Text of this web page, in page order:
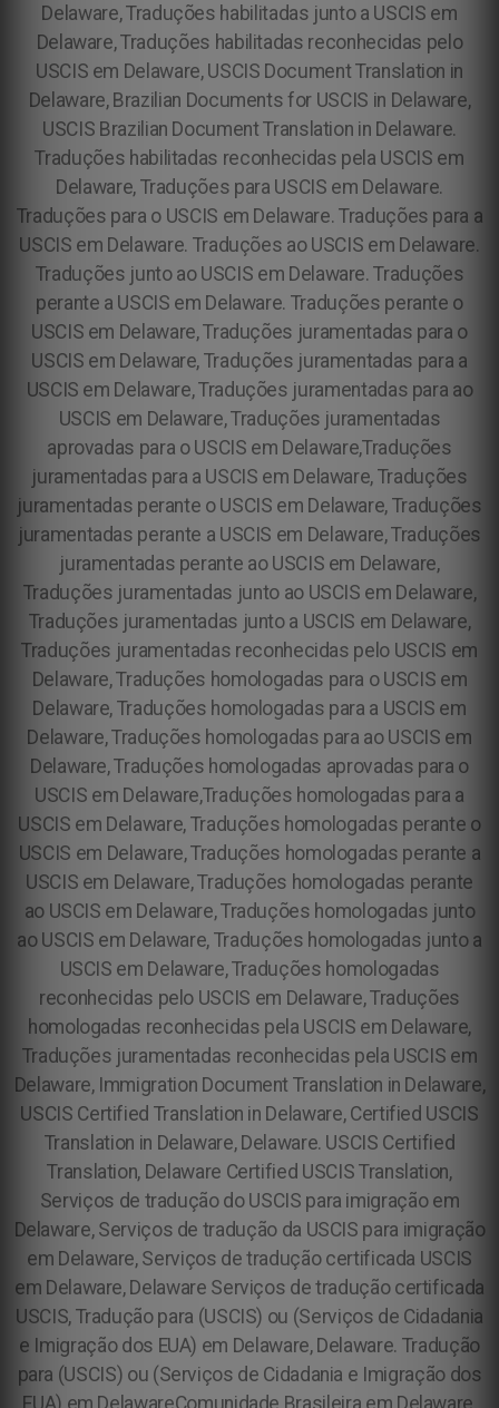
Delaware, Traduções habilitadas junto a USCIS em
Delaware, Traduções habilitadas reconhecidas pelo
USCIS em Delaware, USCIS Document Translation in
Delaware, Brazilian Documents for USCIS in Delaware,
USCIS Brazilian Document Translation in Delaware.
Traduções habilitadas reconhecidas pela USCIS em
Delaware, Traduções para USCIS em Delaware.
Traduções para o USCIS em Delaware. Traduções para a
USCIS em Delaware. Traduções ao USCIS em Delaware.
Traduções junto ao USCIS em Delaware. Traduções
perante a USCIS em Delaware. Traduções perante o
USCIS em Delaware, Traduções juramentadas para o
USCIS em Delaware, Traduções juramentadas para a
USCIS em Delaware, Traduções juramentadas para ao
USCIS em Delaware, Traduções juramentadas
aprovadas para o USCIS em Delaware,Traduções
juramentadas para a USCIS em Delaware, Traduções
juramentadas perante o USCIS em Delaware, Traduções
juramentadas perante a USCIS em Delaware, Traduções
juramentadas perante ao USCIS em Delaware,
Traduções juramentadas junto ao USCIS em Delaware,
Traduções juramentadas junto a USCIS em Delaware,
Traduções juramentadas reconhecidas pelo USCIS em
Delaware, Traduções homologadas para o USCIS em
Delaware, Traduções homologadas para a USCIS em
Delaware, Traduções homologadas para ao USCIS em
Delaware, Traduções homologadas aprovadas para o
USCIS em Delaware,Traduções homologadas para a
USCIS em Delaware, Traduções homologadas perante o
USCIS em Delaware, Traduções homologadas perante a
USCIS em Delaware, Traduções homologadas perante
ao USCIS em Delaware, Traduções homologadas junto
ao USCIS em Delaware, Traduções homologadas junto a
USCIS em Delaware, Traduções homologadas
reconhecidas pelo USCIS em Delaware, Traduções
homologadas reconhecidas pela USCIS em Delaware,
Traduções juramentadas reconhecidas pela USCIS em
Delaware, Immigration Document Translation in Delaware,
USCIS Certified Translation in Delaware, Certified USCIS
Translation in Delaware, Delaware. USCIS Certified
Translation, Delaware Certified USCIS Translation,
Serviços de tradução do USCIS para imigração em
Delaware, Serviços de tradução da USCIS para imigração
em Delaware, Serviços de tradução certificada USCIS
em Delaware, Delaware Serviços de tradução certificada
USCIS, Tradução para (USCIS) ou (Serviços de Cidadania
e Imigração dos EUA) em Delaware, Delaware. Tradução
para (USCIS) ou (Serviços de Cidadania e Imigração dos
EUA) em DelawareComunidade Brasileira em Delaware,